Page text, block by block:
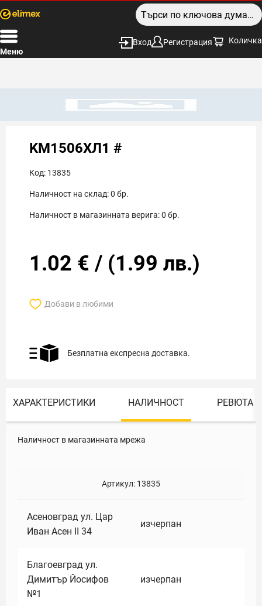
Меню
Вход Регистрация Количка
KM1506ХЛ1 #
Код: 13835
Наличност на склад:0 бр.
Наличност в магазинната верига:0 бр.
1.02 € / (1.99 лв.)
Добави в любими
Безплатна експресна доставка.
ХАРАКТЕРИСТИКИ НАЛИЧНОСТ РЕВЮТА
Наличност в магазинната мрежа
Артикул: 13835
Асеновград ул. Цар
Иван Асен II 34
изчерпан
Благоевград ул.
Димитър Йосифов
№1
изчерпан